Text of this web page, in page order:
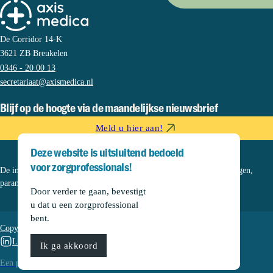
n
en
dia
bet
esv
kun
dig
e
aan
vra
bij:
De Corridor 14-K
3621 ZB Breukelen
0346 - 20 00 13
secretariaat@axismedica.nl
Blijf op de hoogte via de maandelijkse nieuwsbrief
Meld u hier aan!
De informatie op deze sectie is bedoeld voor (diabetes)verpleegkundigen,
paramedici en praktijkondersteuners.
Copyright © 2026, Axis Medica
Linkedin
Een productie van
Deze website is uitsluitend bedoeld
voor zorgprofessionals!
Door verder te gaan, bevestigt
u dat u een zorgprofessional
bent.
Ik ga akkoord